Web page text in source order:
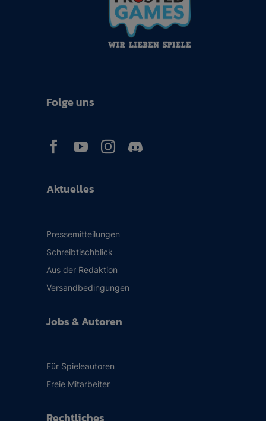
Aktuelles
Pressemitteilungen
Schreibtischblick
Aus der Redaktion
Versandbedingungen
Jobs & Autoren
Für Spieleautoren
Freie Mitarbeiter
Rechtliches
Folge uns
  